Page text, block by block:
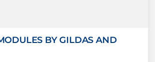
BY GILDAS AND